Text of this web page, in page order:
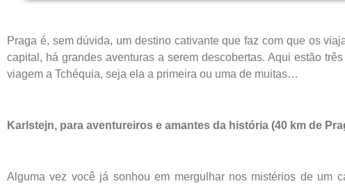
Praga é, sem dúvida, um destino cativante que faz com que os
capital, há grandes aventuras a serem descobertas. Aqui estão
viagem a Tchéquia, seja ela a primeira ou uma de muitas…
Karlstejn, para aventureiros e amantes da história (40 km de
Alguma vez você já sonhou em mergulhar nos mistérios de um